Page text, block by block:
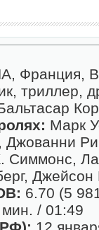
Франция,
триллер,
Марк
Джованни
Симмонс,
6.70 (5
/ 01:49